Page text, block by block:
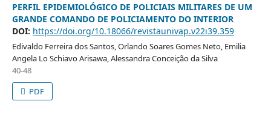
PERFIL EPIDEMIOLÓGICO DE POLICIAIS MILITARES DE UM
GRANDE COMANDO DE POLICIAMENTO DO INTERIOR
DOI: https://doi.org/10.18066/revistaunivap.v22i39.359
Edivaldo Ferreira dos Santos, Orlando Soares Gomes Neto, Emilia
Angela Lo Schiavo Arisawa, Alessandra Conceição da Silva
40-48
PDF